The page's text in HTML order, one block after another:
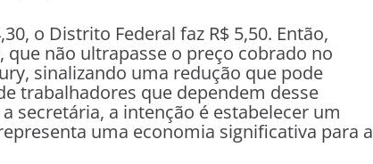
o Distrito Federal faz R$ 5,50. Então,
não ultrapasse o preço cobrado no
sinalizando uma redução que pode
trabalhadores que dependem desse
secretária, a intenção é estabelecer um
uma economia significativa para a